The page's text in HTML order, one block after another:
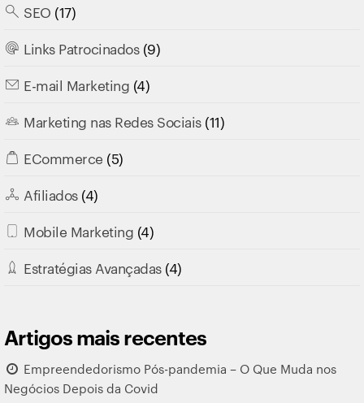
SEO (17)
Links Patrocinados(9)
E-mail Marketing (4)
Marketing nas Redes Sociais(11)
ECommerce (5)
Afiliados(4)
Mobile Marketing (4)
Estratégias Avançadas(4)
Artigos mais recentes
Empreendedorismo Pós-pandemia – O Que Muda nos
Negócios Depois da Covid